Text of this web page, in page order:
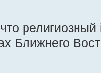
религиозный
Ближнего